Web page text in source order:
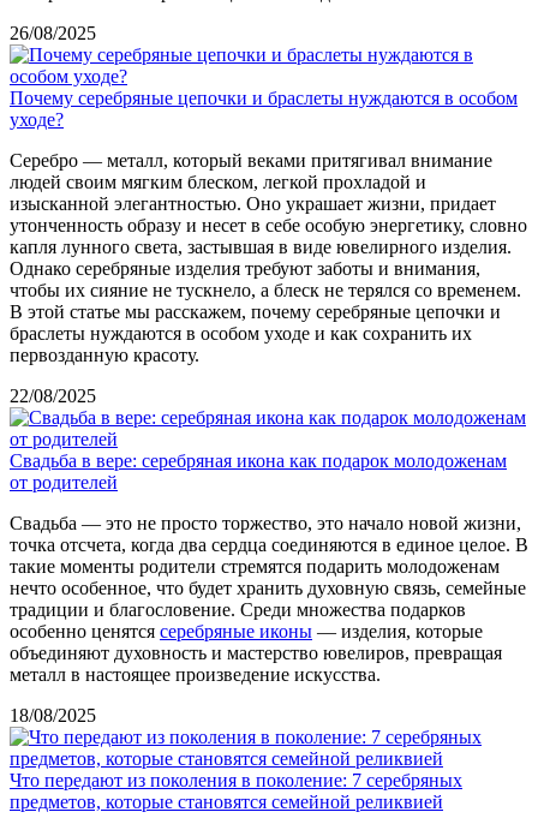
26/08/2025
Почему серебряные цепочки и браслеты нуждаются в особом
уходе?
Серебро — металл, который веками притягивал внимание
людей своим мягким блеском, легкой прохладой и
изысканной элегантностью. Оно украшает жизни, придает
утонченность образу и несет в себе особую энергетику, словно
капля лунного света, застывшая в виде ювелирного изделия.
Однако серебряные изделия требуют заботы и внимания,
чтобы их сияние не тускнело, а блеск не терялся со временем.
В этой статье мы расскажем, почему серебряные цепочки и
браслеты нуждаются в особом уходе и как сохранить их
первозданную красоту.
22/08/2025
Свадьба в вере: серебряная икона как подарок молодоженам
от родителей
Свадьба — это не просто торжество, это начало новой жизни,
точка отсчета, когда два сердца соединяются в единое целое. В
такие моменты родители стремятся подарить молодоженам
нечто особенное, что будет хранить духовную связь, семейные
традиции и благословение. Среди множества подарков
особенно ценятся серебряные иконы — изделия, которые
объединяют духовность и мастерство ювелиров, превращая
металл в настоящее произведение искусства.
18/08/2025
Что передают из поколения в поколение: 7 серебряных
предметов, которые становятся семейной реликвией